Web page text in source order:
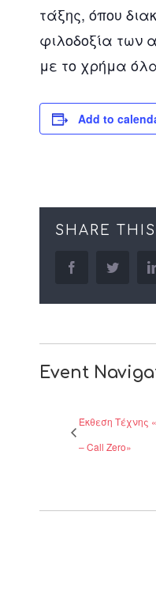
τάξης, όπου
φιλοδοξία των
με το χρήμα
Add to
SHARE
facebooktwitter
Event
Έκθεση Τέχνης
– Call Zero»